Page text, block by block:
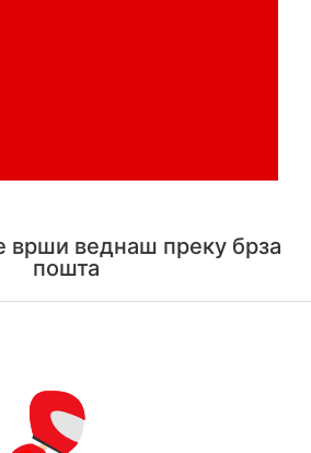
врши веднаш преку брза
пошта